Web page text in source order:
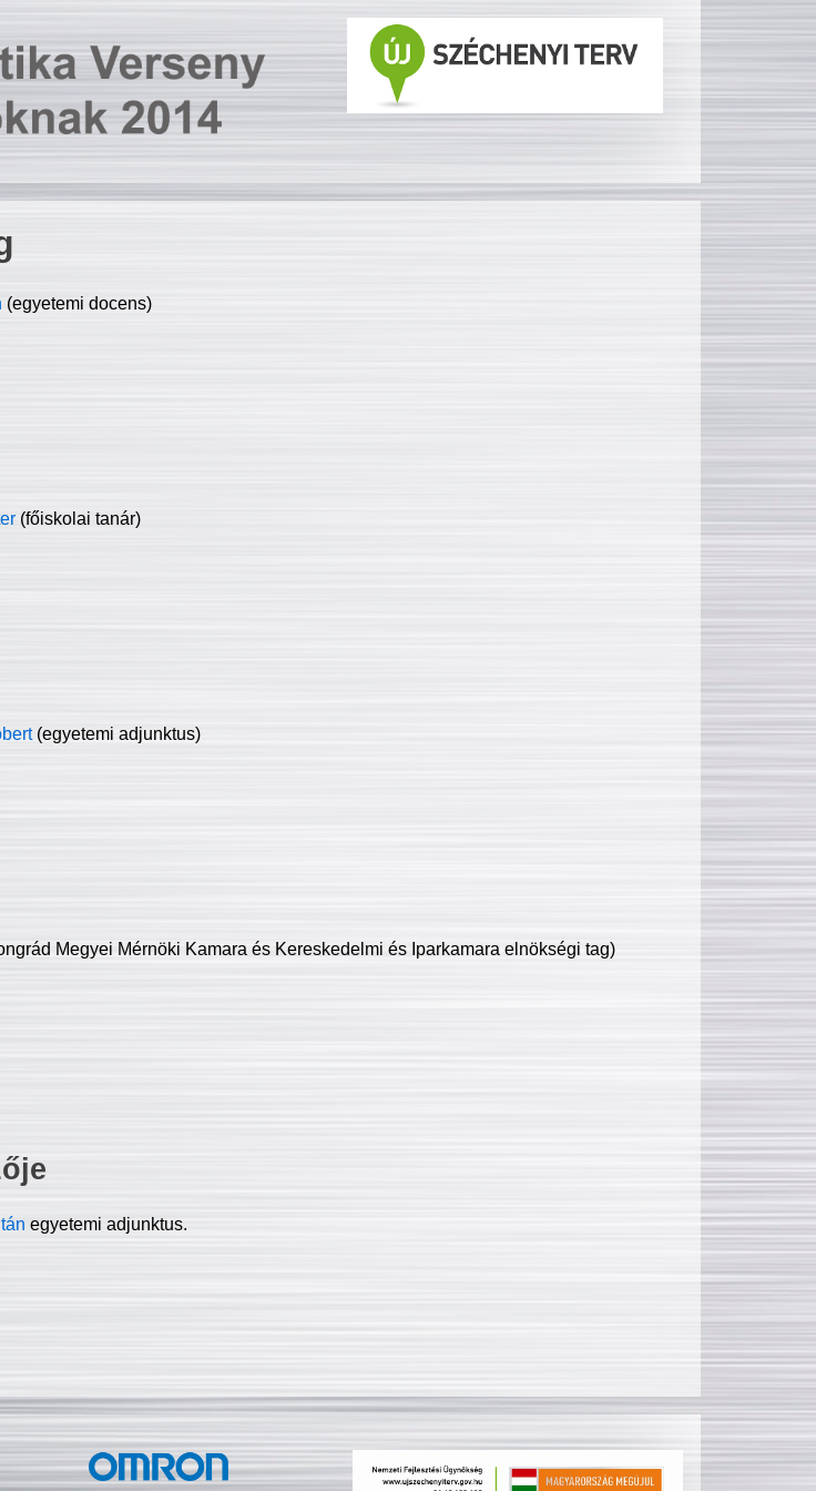
(egyetemi docens)
(főiskolai tanár)
(egyetemi adjunktus)
Megyei Mérnöki Kamara és Kereskedelmi és Iparkamara elnökségi tag)
egyetemi adjunktus.